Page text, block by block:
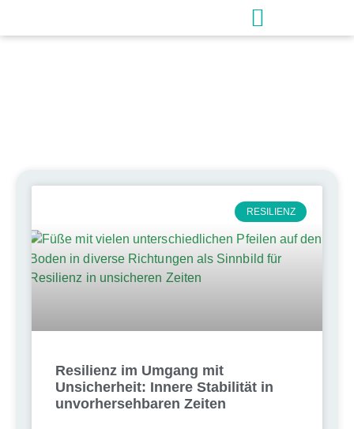
RESILIENZ
Resilienz im Umgang mit
Unsicherheit: Innere Stabilität in
unvorhersehbaren Zeiten